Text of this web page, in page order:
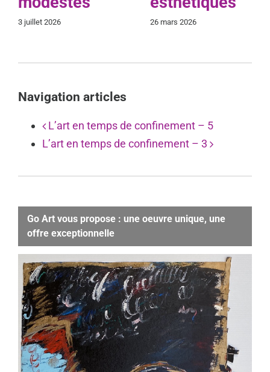
3 juillet 2026 26 mars 2026
Navigation articles
L’art en temps de confinement – 5
L’art en temps de confinement – 3
Go Art vous propose : une oeuvre unique, une
offre exceptionnelle